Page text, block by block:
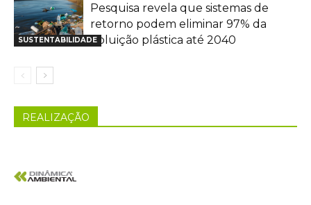
SUSTENTABILIDADE
Pesquisa revela que sistemas de
retorno podem eliminar 97% da
poluição plástica até 2040
REALIZAÇÃO